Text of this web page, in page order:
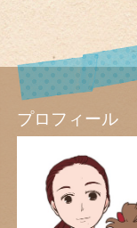
プロフィール